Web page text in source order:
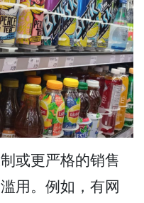
或更严格的销售
用。例如，有网